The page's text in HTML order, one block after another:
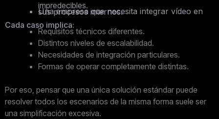
impredecibles.
Una empresa que necesita integrar vídeo en sus procesos internos.
Cada caso implica:
Requisitos técnicos diferentes.
Distintos niveles de escalabilidad.
Necesidades de integración particulares.
Formas de operar completamente distintas.
Por eso, pensar que una única solución estándar puede
resolver todos los escenarios de la misma forma suele ser
una simplificación excesiva.